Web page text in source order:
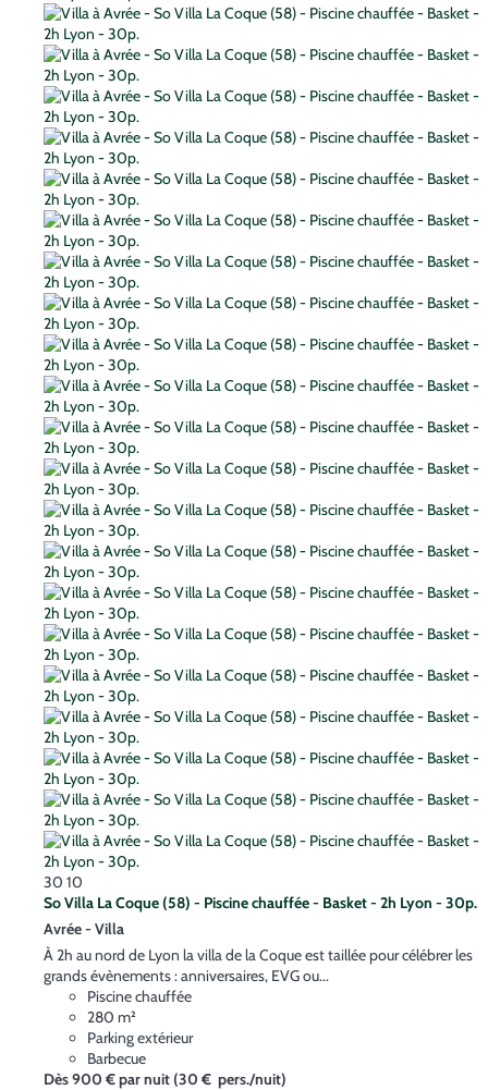
30 10
So Villa La Coque (58) - Piscine chauffée - Basket - 2h Lyon - 30p.
Avrée - Villa
À 2h au nord de Lyon la villa de la Coque est taillée pour célébrer les
grands évènements : anniversaires, EVG ou...
Piscine chauffée
280 m²
Parking extérieur
Barbecue
Dès900 €par nuit(30 € pers./nuit)